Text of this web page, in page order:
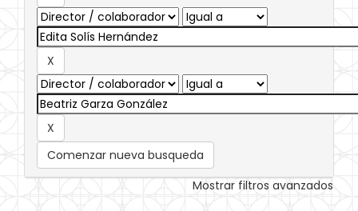
Comenzar nueva busqueda
Mostrar filtros avanzados